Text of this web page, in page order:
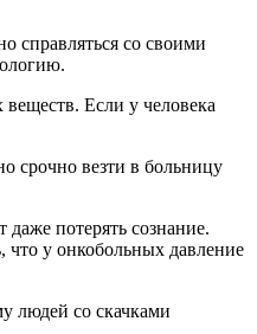
справляться со своими
Если у человека
срочно везти в больницу
потерять сознание.
что у онкобольных давление
людей со скачками